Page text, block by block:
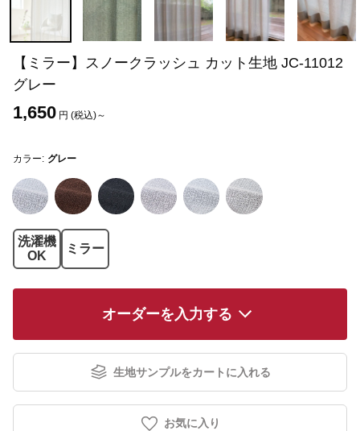
【ミラー】スノークラッシュ カット生地 JC-11012
グレー
1,650 円 (税込)～
カラー: グレー
洗濯機
OK
ミラー
オーダーを入力する
生地サンプルをカートに入れる
お気に入り